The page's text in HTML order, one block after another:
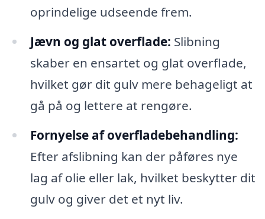
oprindelige udseende frem.
Jævn og glat overflade: Slibning
skaber en ensartet og glat overflade,
hvilket gør dit gulv mere behageligt at
gå på og lettere at rengøre.
Fornyelse af overfladebehandling:
Efter afslibning kan der påføres nye
lag af olie eller lak, hvilket beskytter dit
gulv og giver det et nyt liv.